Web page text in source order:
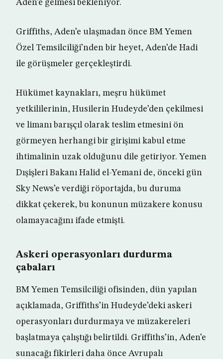
Aden’e gelmesi bekleniyor.
Griffiths, Aden’e ulaşmadan önce BM Yemen
Özel Temsilciliği’nden bir heyet, Aden’de Hadi
ile görüşmeler gerçekleştirdi.
Hükümet kaynakları, meşru hükümet
yetkililerinin, Husilerin Hudeyde’den çekilmesi
ve limanı barışçıl olarak teslim etmesini ön
görmeyen herhangi bir girişimi kabul etme
ihtimalinin uzak olduğunu dile getiriyor. Yemen
Dışişleri Bakanı Halid el-Yemani de, önceki gün
Sky News’e verdiği röportajda, bu duruma
dikkat çekerek, bu konunun müzakere konusu
olamayacağını ifade etmişti.
Askeri operasyonları durdurma
çabaları
BM Yemen Temsilciliği ofisinden, dün yapılan
açıklamada, Griffiths’in Hudeyde’deki askeri
operasyonları durdurmaya ve müzakereleri
başlatmaya çalıştığı belirtildi. Griffiths’in, Aden’e
sunacağı fikirleri daha önce Avrupalı